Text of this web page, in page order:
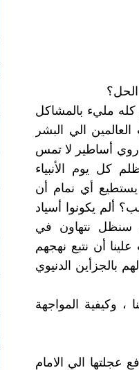
الحل؟
كله مليء بالمشاكل
الي البشر
أساطير لا تمس
كل يوم الأنبياء
أي نمام أن
ألم يكونوا أسياد
سنظل نتهاون في
أن نتبع نهجهم
بالجزأين الدنيوي
، وكيفية المواجهة
عجلتها الي الامام